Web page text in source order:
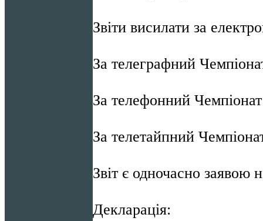
Звіти висилати за
За телеграфний
За телефонний
За телетайпний
Звіт є одночасно заявою
Декларація: